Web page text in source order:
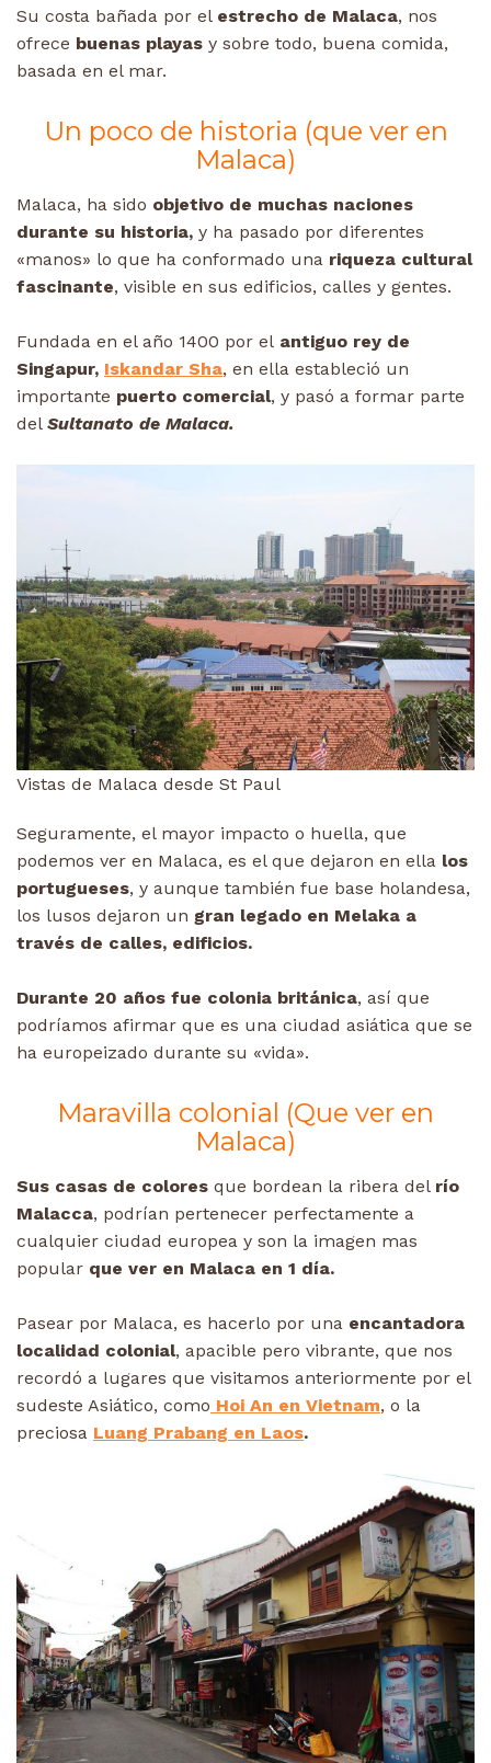
Su costa bañada por el estrecho de Malaca, nos
ofrece buenas playas y sobre todo, buena comida,
basada en el mar.
Un poco de historia (que ver en
Malaca)
Malaca, ha sido objetivo de muchas naciones
durante su historia, y ha pasado por diferentes
«manos» lo que ha conformado una riqueza cultural
fascinante, visible en sus edificios, calles y gentes.
Fundada en el año 1400 por el antiguo rey de
Singapur, Iskandar Sha, en ella estableció un
importante puerto comercial, y pasó a formar parte
del Sultanato de Malaca.
Vistas de Malaca desde St Paul
Seguramente, el mayor impacto o huella, que
podemos ver en Malaca, es el que dejaron en ella los
portugueses, y aunque también fue base holandesa,
los lusos dejaron un gran legado en Melaka a
través de calles, edificios.
Durante 20 años fue colonia británica, así que
podríamos afirmar que es una ciudad asiática que se
ha europeizado durante su «vida».
Maravilla colonial (Que ver en
Malaca)
Sus casas de colores que bordean la ribera del río
Malacca, podrían pertenecer perfectamente a
cualquier ciudad europea y son la imagen mas
popular que ver en Malaca en 1 día.
Pasear por Malaca, es hacerlo por una encantadora
localidad colonial, apacible pero vibrante, que nos
recordó a lugares que visitamos anteriormente por el
sudeste Asiático, como Hoi An en Vietnam, o la
preciosa Luang Prabang en Laos.